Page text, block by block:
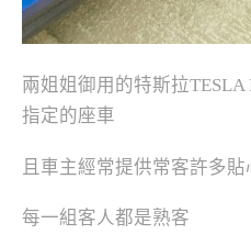
兩姐姐御用的特斯拉
指定的座車
且車主經常提供常客許多
每一組客人都是熟客